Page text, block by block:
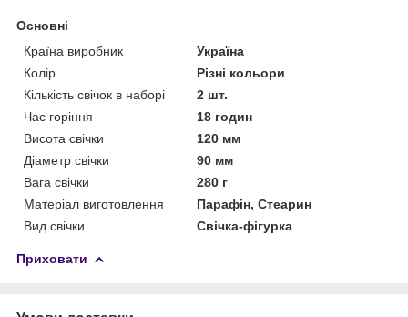
Основні
Країна виробник
Україна
Колір
Різні кольори
Кількість свічок в наборі
2 шт.
Час горіння
18 годин
Висота свічки
120 мм
Діаметр свічки
90 мм
Вага свічки
280 г
Матеріал виготовлення
Парафін, Стеарин
Вид свічки
Свічка-фігурка
Приховати